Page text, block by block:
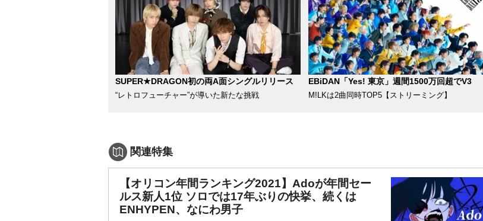
SUPER★DRAGON初の両A面シングルリリース
“レトロフューチャー”が導いた新たな挑戦
EBiDAN「Yes! 東京」週間1500万回超でV3
M!LKは2曲同時TOP5【ストリーミング】
関連特集
【オリコン年間ランキング2021】Adoが年間セー
ルス新人1位 ソロでは17年ぶりの快挙、続くは
ENHYPEN、なにわ男子